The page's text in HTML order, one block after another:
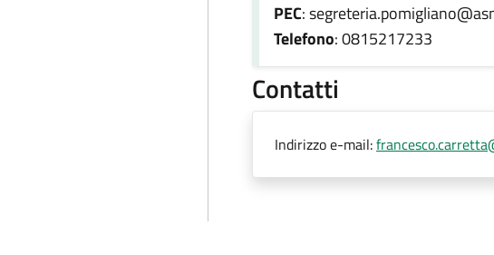
PEC:
Telefono: 0815217233
Contatti
Indirizzo e-mail: